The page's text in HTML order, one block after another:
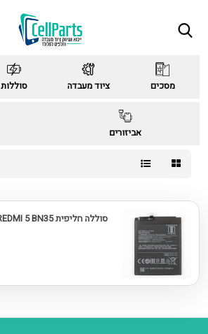
מסכים ציוד מעבדה סוללות
אביזורים
סוללה חליפית XIAOMI REDMI 5 BN35